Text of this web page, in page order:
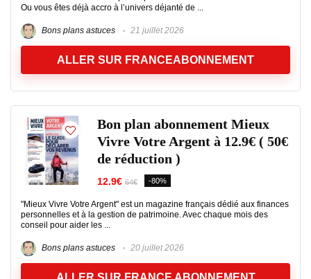
Ou vous êtes déjà accro à l’univers déjanté de ...
Bons plans astuces 21 juillet 2026
ALLER SUR FRANCEABONNEMENT
Bon plan abonnement Mieux
Vivre Votre Argent à 12.9€ ( 50€
de réduction )
12.9€ 64€ -80%
"Mieux Vivre Votre Argent" est un magazine français dédié aux finances
personnelles et à la gestion de patrimoine. Avec chaque mois des
conseil pour aider les ...
Bons plans astuces 20 juillet 2026